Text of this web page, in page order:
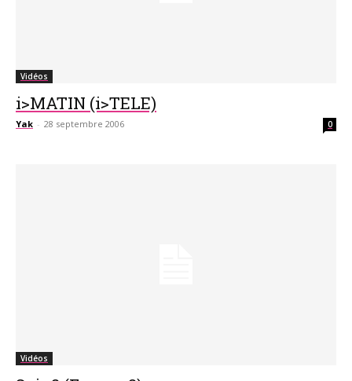
Vidéos
i>MATIN (i>TELE)
Yak - 28 septembre 2006 0
Vidéos